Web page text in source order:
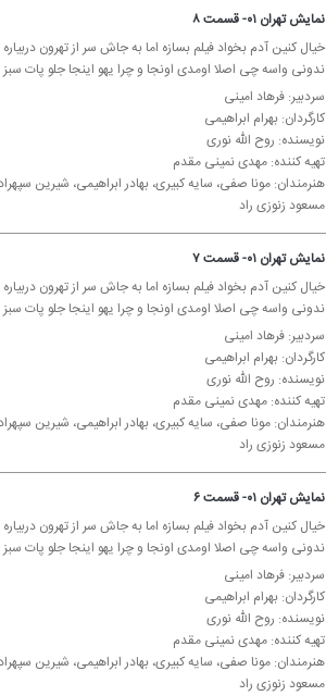
نمایش تهران ۰۱- قسمت ۸
خیال كنین آدم بخواد فیلم بسازه اما به جاش سر از تهرون
ندونی واسه چی اصلا اومدی اونجا و چرا یهو اینجا جلو پات سبز
سردبیر: فرهاد امینی
كارگردان: بهرام ابراهیمی
نویسنده: روح الله نوری
تهیه كننده: مهدی نمینی مقدم
هنرمندان: مونا صفی، سایه كبیری، بهادر ابراهیمی، شیرین
مسعود زنوزی راد
نمایش تهران ۰۱- قسمت ۷
خیال كنین آدم بخواد فیلم بسازه اما به جاش سر از تهرون
ندونی واسه چی اصلا اومدی اونجا و چرا یهو اینجا جلو پات سبز
سردبیر: فرهاد امینی
كارگردان: بهرام ابراهیمی
نویسنده: روح الله نوری
تهیه كننده: مهدی نمینی مقدم
هنرمندان: مونا صفی، سایه كبیری، بهادر ابراهیمی، شیرین
مسعود زنوزی راد
نمایش تهران ۰۱- قسمت ۶
خیال كنین آدم بخواد فیلم بسازه اما به جاش سر از تهرون
ندونی واسه چی اصلا اومدی اونجا و چرا یهو اینجا جلو پات سبز
سردبیر: فرهاد امینی
كارگردان: بهرام ابراهیمی
نویسنده: روح الله نوری
تهیه كننده: مهدی نمینی مقدم
هنرمندان: مونا صفی، سایه كبیری، بهادر ابراهیمی، شیرین
مسعود زنوزی راد